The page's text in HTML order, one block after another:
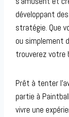
développant
stratégie. Que
ou simplement
trouverez votre
Prêt à tenter
partie à
vivre une